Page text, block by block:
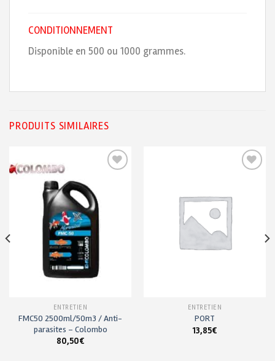
CONDITIONNEMENT
Disponible en 500 ou 1000 grammes.
PRODUITS SIMILAIRES
souhaits
ENTRETIEN
FMC50 2500ml/50m3 / Anti-
parasites – Colombo
80,50€
ENTRETIEN
PORT
13,85€